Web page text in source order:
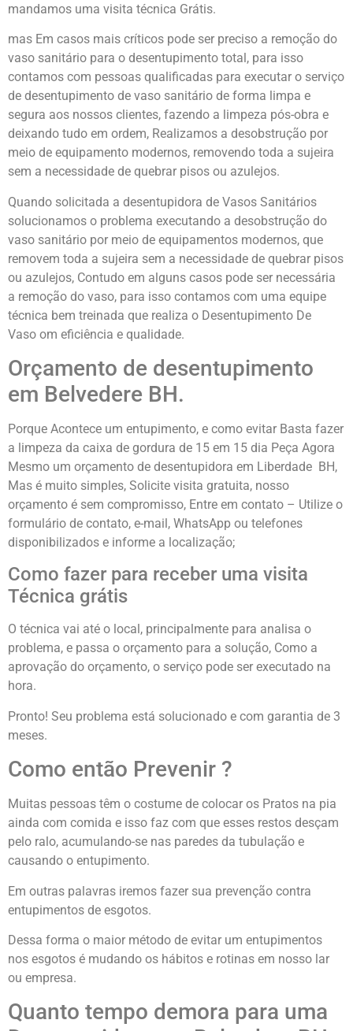
mandamos uma visita técnica Grátis.
mas Em casos mais críticos pode ser preciso a remoção do
vaso sanitário para o desentupimento total, para isso
contamos com pessoas qualificadas para executar o serviço
de desentupimento de vaso sanitário de forma limpa e
segura aos nossos clientes, fazendo a limpeza pós-obra e
deixando tudo em ordem, Realizamos a desobstrução por
meio de equipamento modernos, removendo toda a sujeira
sem a necessidade de quebrar pisos ou azulejos.
Quando solicitada a desentupidora de Vasos Sanitários
solucionamos o problema executando a desobstrução do
vaso sanitário por meio de equipamentos modernos, que
removem toda a sujeira sem a necessidade de quebrar pisos
ou azulejos, Contudo em alguns casos pode ser necessária
a remoção do vaso, para isso contamos com uma equipe
técnica bem treinada que realiza o Desentupimento De
Vaso om eficiência e qualidade.
Orçamento de desentupimento
em Belvedere BH.
Porque Acontece um entupimento, e como evitar Basta fazer
a limpeza da caixa de gordura de 15 em 15 dia Peça Agora
Mesmo um orçamento de desentupidora em Liberdade BH,
Mas é muito simples, Solicite visita gratuita, nosso
orçamento é sem compromisso, Entre em contato – Utilize o
formulário de contato, e-mail, WhatsApp ou telefones
disponibilizados e informe a localização;
Como fazer para receber uma visita
Técnica grátis
O técnica vai até o local, principalmente para analisa o
problema, e passa o orçamento para a solução, Como a
aprovação do orçamento, o serviço pode ser executado na
hora.
Pronto! Seu problema está solucionado e com garantia de 3
meses.
Como então Prevenir ?
Muitas pessoas têm o costume de colocar os Pratos na pia
ainda com comida e isso faz com que esses restos desçam
pelo ralo, acumulando-se nas paredes da tubulação e
causando o entupimento.
Em outras palavras iremos fazer sua prevenção contra
entupimentos de esgotos.
Dessa forma o maior método de evitar um entupimentos
nos esgotos é mudando os hábitos e rotinas em nosso lar
ou empresa.
Quanto tempo demora para uma